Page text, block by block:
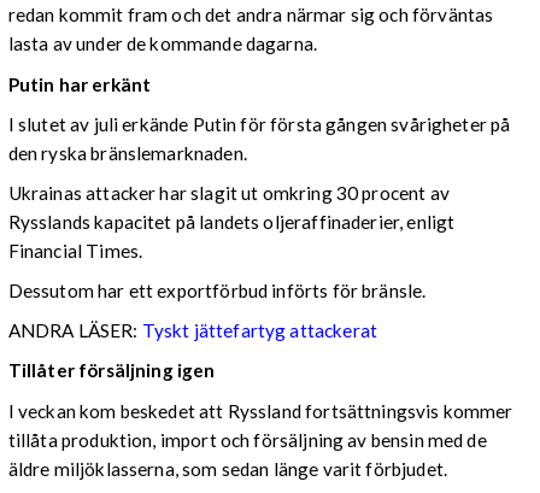
redan kommit fram och det andra närmar sig och förväntas
lasta av under de kommande dagarna.
Putin har erkänt
I slutet av juli erkände Putin för första gången svårigheter på
den ryska bränslemarknaden.
Ukrainas attacker har slagit ut omkring 30 procent av
Rysslands kapacitet på landets oljeraffinaderier, enligt
Financial Times.
Dessutom har ett exportförbud införts för bränsle.
ANDRA LÄSER: Tyskt jättefartyg attackerat
Tillåter försäljning igen
I veckan kom beskedet att Ryssland fortsättningsvis kommer
tillåta produktion, import och försäljning av bensin med de
äldre miljöklasserna, som sedan länge varit förbjudet.